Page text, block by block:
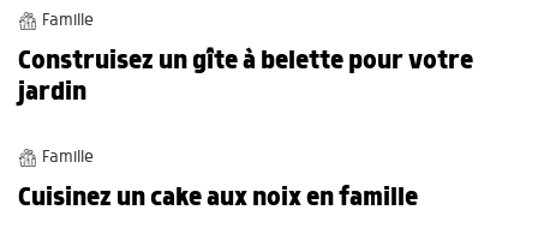
Famille
Construisez un gîte à belette pour votre
jardin
Famille
Cuisinez un cake aux noix en famille